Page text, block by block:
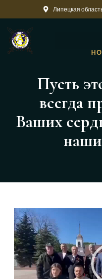
Липецкая
Пусть
всегда
Ваших
Видеоплеер